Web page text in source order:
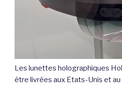
Les lunettes holographiques
être livrées aux Etats-Unis et au